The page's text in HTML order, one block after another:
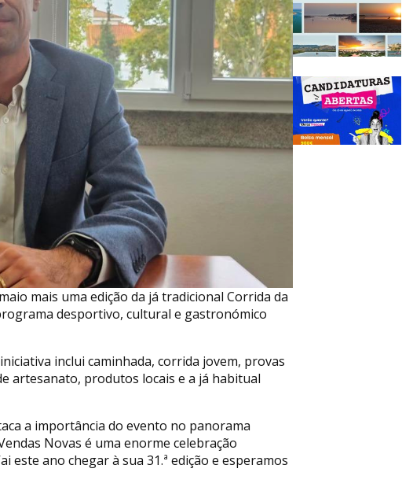
mais uma edição da já tradicional Corrida da
desportivo, cultural e gastronómico
inclui caminhada, corrida jovem, provas
artesanato, produtos locais e a já habitual
a importância do evento no panorama
Novas é uma enorme celebração
ano chegar à sua 31.ª edição e esperamos